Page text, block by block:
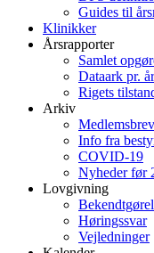
Guides til
Klinikker
Årsrapporter
Samlet
Dataark pr. år
Rigets
Arkiv
Info fra
COVID-19
Nyheder før
Lovgivning
Høringssvar
Vejledninger